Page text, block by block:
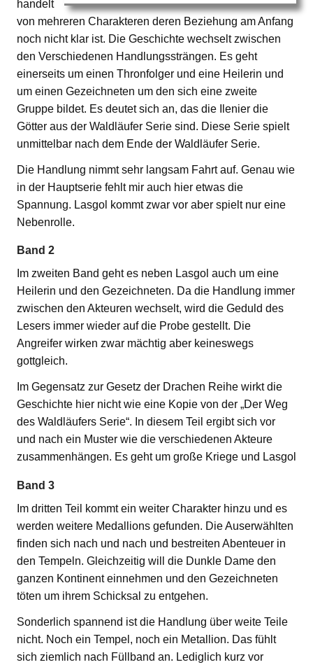
handelt
von mehreren Charakteren deren Beziehung am Anfang
noch nicht klar ist. Die Geschichte wechselt zwischen
den Verschiedenen Handlungssträngen. Es geht
einerseits um einen Thronfolger und eine Heilerin und
um einen Gezeichneten um den sich eine zweite
Gruppe bildet. Es deutet sich an, das die Ilenier die
Götter aus der Waldläufer Serie sind. Diese Serie spielt
unmittelbar nach dem Ende der Waldläufer Serie.
Die Handlung nimmt sehr langsam Fahrt auf. Genau wie
in der Hauptserie fehlt mir auch hier etwas die
Spannung. Lasgol kommt zwar vor aber spielt nur eine
Nebenrolle.
Band 2
Im zweiten Band geht es neben Lasgol auch um eine
Heilerin und den Gezeichneten. Da die Handlung immer
zwischen den Akteuren wechselt, wird die Geduld des
Lesers immer wieder auf die Probe gestellt. Die
Angreifer wirken zwar mächtig aber keineswegs
gottgleich.
Im Gegensatz zur Gesetz der Drachen Reihe wirkt die
Geschichte hier nicht wie eine Kopie von der „Der Weg
des Waldläufers Serie“. In diesem Teil ergibt sich vor
und nach ein Muster wie die verschiedenen Akteure
zusammenhängen. Es geht um große Kriege und Lasgol
Band 3
Im dritten Teil kommt ein weiter Charakter hinzu und es
werden weitere Medallions gefunden. Die Auserwählten
finden sich nach und nach und bestreiten Abenteuer in
den Tempeln. Gleichzeitig will die Dunkle Dame den
ganzen Kontinent einnehmen und den Gezeichneten
töten um ihrem Schicksal zu entgehen.
Sonderlich spannend ist die Handlung über weite Teile
nicht. Noch ein Tempel, noch ein Metallion. Das fühlt
sich ziemlich nach Füllband an. Lediglich kurz vor